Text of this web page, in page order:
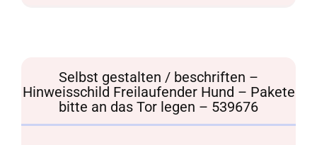
Selbst gestalten / beschriften –
Hinweisschild Freilaufender Hund – Pakete
bitte an das Tor legen – 539676